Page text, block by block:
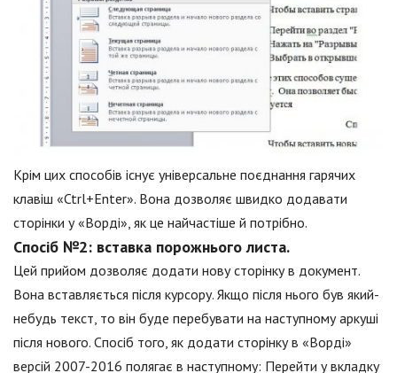
Крім цих способів існує універсальне поєднання гарячих
клавіш «Ctrl+Enter». Вона дозволяє швидко додавати
сторінки у «Ворді», як це найчастіше й потрібно.
Спосіб №2: вставка порожнього листа.
Цей прийом дозволяє додати нову сторінку в документ.
Вона вставляється після курсору. Якщо після нього був який-
небудь текст, то він буде перебувати на наступному аркуші
після нового. Спосіб того, як додати сторінку в «Ворді»
версій 2007-2016 полягає в наступному: Перейти у вкладку